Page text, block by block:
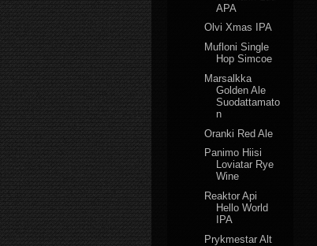
APA
Olvi Xmas IPA
Mufloni Single
Hop Simcoe
Marsalkka
Golden Ale
Suodattamato
n
Oranki Red Ale
Panimo Hiisi
Loviatar Rye
Wine
Reaktor Api
Hello World
IPA
Prykmestar Alt